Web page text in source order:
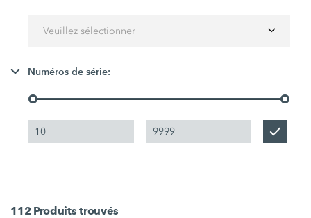
Veuillez sélectionner
Numéros de série:
112 Produits trouvés